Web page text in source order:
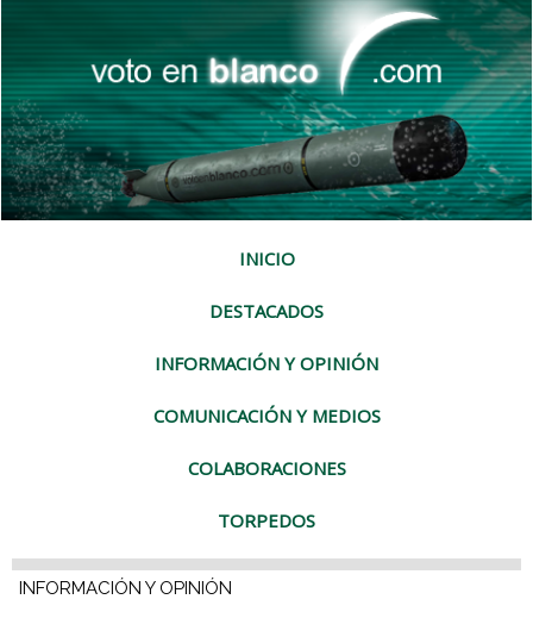
INICIO
DESTACADOS
INFORMACIÓN Y OPINIÓN
COMUNICACIÓN Y MEDIOS
COLABORACIONES
TORPEDOS
INFORMACIÓN Y OPINIÓN